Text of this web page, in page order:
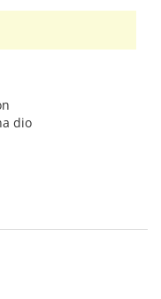
dio